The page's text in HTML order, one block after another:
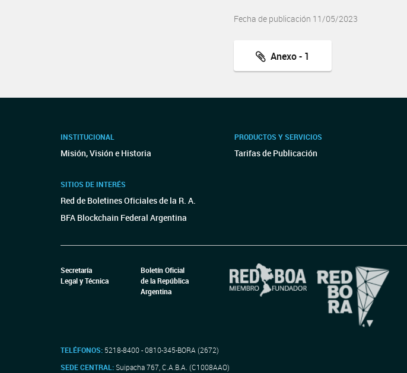
Fecha de publicación 11/05/2023
Anexo - 1
INSTITUCIONAL
Misión, Visión e Historia
SITIOS DE INTERÉS
Red de Boletines Oficiales de la R. A.
BFA Blockchain Federal Argentina
PRODUCTOS Y SERVICIOS
Tarifas de Publicación
Secretaría
Legal y Técnica
Boletín Oficial
de la República
Argentina
TELÉFONOS: 5218-8400 - 0810-345-BORA (2672)
SEDE CENTRAL:Suipacha 767, C.A.B.A. (C1008AAO)